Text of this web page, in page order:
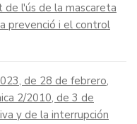
l'ús de la mascareta
prevenció i el control
de 28 de febrero,
2/2010, de 3 de
y de la interrupción